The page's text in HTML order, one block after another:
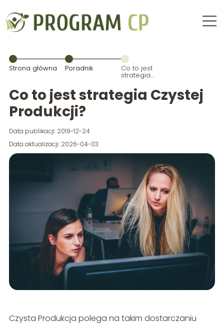
Strona główna Poradnik Co to jest
strategia
Czystej
Produkcji?
Co to jest strategia Czystej
Produkcji?
Data publikacji: 2019-12-24
Data aktualizacji: 2026-04-03
Czysta Produkcja polega na takim dostarczaniu